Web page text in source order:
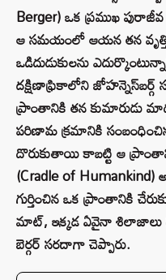
Berger) ఒక ప్రముఖ పురాజీవ
ఆ సమయంలో ఆయన తన
ఒడిదుడుకులను
దక్షిణాఫ్రికాలోని
ప్రాంతానికి తన కుమారుడు
పరిణామ క్రమానికి
దొరుకుతాయి కాబట్టి ఆ
(Cradle of Humankind)
గుర్తించిన ఒక ప్రాంతానికి
మాట్, ఇక్కడ ఏవైనా శిలాజాలు
బెర్గర్ సరదాగా చెప్పారు.